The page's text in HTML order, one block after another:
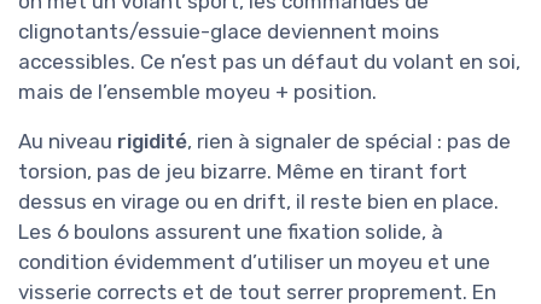
clignotants/essuie-glace deviennent moins
accessibles. Ce n’est pas un défaut du volant en soi,
mais de l’ensemble moyeu + position.
Au niveau rigidité, rien à signaler de spécial : pas de
torsion, pas de jeu bizarre. Même en tirant fort
dessus en virage ou en drift, il reste bien en place.
Les 6 boulons assurent une fixation solide, à
condition évidemment d’utiliser un moyeu et une
visserie corrects et de tout serrer proprement. En